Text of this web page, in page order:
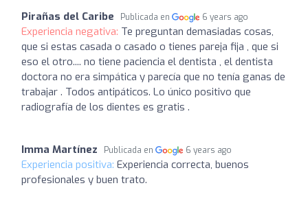
Pirañas del Caribe Publicada en 6 years ago
Experiencia negativa: Te preguntan demasiadas cosas,
que si estas casada o casado o tienes pareja fija , que si
eso el otro.... no tiene paciencia el dentista , el dentista
doctora no era simpática y parecía que no tenía ganas de
trabajar . Todos antipáticos. Lo único positivo que
radiografía de los dientes es gratis .
Imma Martínez Publicada en 6 years ago
Experiencia positiva: Experiencia correcta, buenos
profesionales y buen trato.